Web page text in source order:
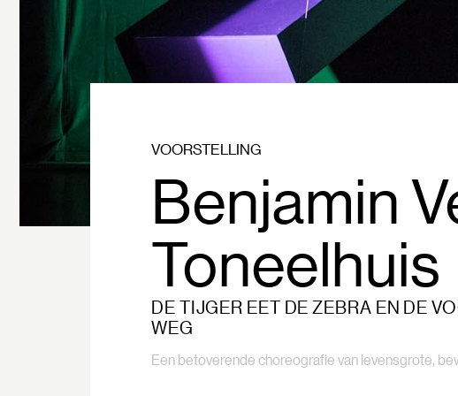
VOORSTELLING
Benjamin
Toneelhuis
DE TIJGER EET DE ZEBRA EN DE
WEG
Een betoverende choreografie van levensgrote,